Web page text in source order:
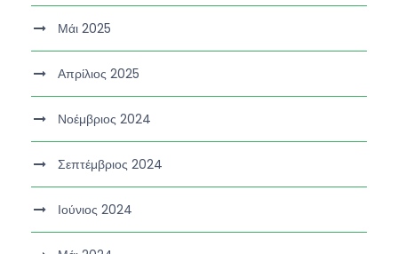
Μάι 2025
Απρίλιος 2025
Νοέμβριος 2024
Σεπτέμβριος 2024
Ιούνιος 2024